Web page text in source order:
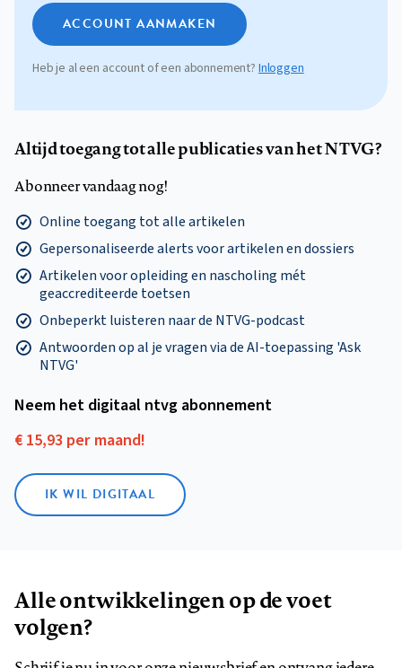
ACCOUNT AANMAKEN
Heb je al een account of een abonnement?Inloggen
Altijd toegang tot alle publicaties van het NTVG?
Abonneer vandaag nog!
Online toegang tot alle artikelen
Gepersonaliseerde alerts voor artikelen en dossiers
Artikelen voor opleiding en nascholing mét
geaccrediteerde toetsen
Onbeperkt luisteren naar de NTVG-podcast
Antwoorden op al je vragen via de AI-toepassing 'Ask
NTVG'
Neem het digitaal ntvg abonnement
€ 15,93 per maand!
IK WIL DIGITAAL
Alle ontwikkelingen op de voet
volgen?